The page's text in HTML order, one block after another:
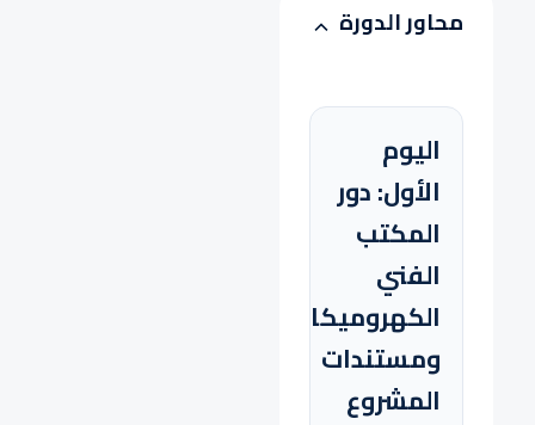
محاور الدورة
اليوم
الأول: دور
المكتب
الفني
الكهروميكانيكي
ومستندات
المشروع